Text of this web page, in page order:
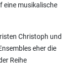
eine musikalische
Christoph und
eher die
Reihe